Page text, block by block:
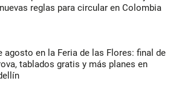
reglas para circular en Colombia
agosto en la Feria de las Flores: final de
tablados gratis y más planes en